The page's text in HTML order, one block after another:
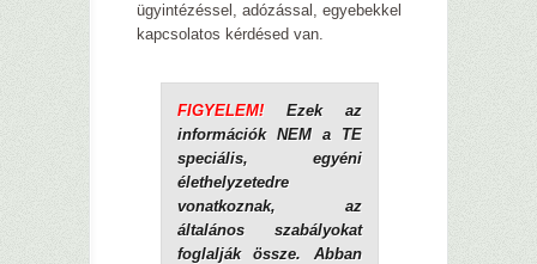
ügyintézéssel, adózással, egyebekkel
kapcsolatos kérdésed van.
FIGYELEM!Ezek az
információk NEM a TE
speciális, egyéni
élethelyzetedre
vonatkoznak, az
általános szabályokat
foglalják össze.
Abban